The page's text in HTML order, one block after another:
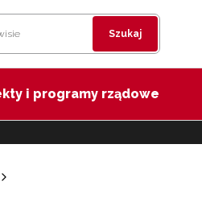
Szukaj
i programy rządowe